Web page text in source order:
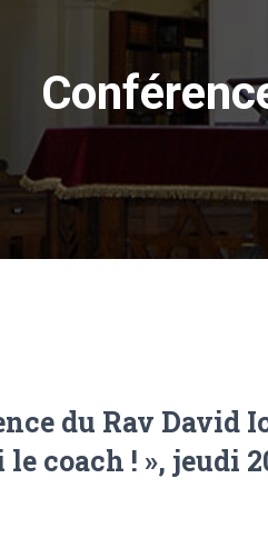
du Rav David
le coach ! », jeudi